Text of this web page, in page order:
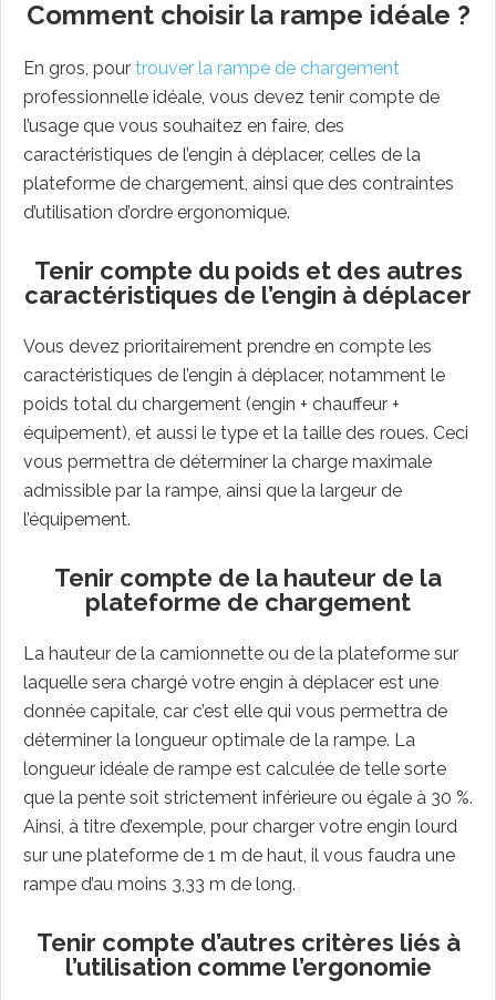
Comment choisir la rampe idéale ?
En gros, pour trouver la rampe de chargement
professionnelle idéale, vous devez tenir compte de
l’usage que vous souhaitez en faire, des
caractéristiques de l’engin à déplacer, celles de la
plateforme de chargement, ainsi que des contraintes
d’utilisation d’ordre ergonomique.
Tenir compte du poids et des autres
caractéristiques de l’engin à déplacer
Vous devez prioritairement prendre en compte les
caractéristiques de l’engin à déplacer, notamment le
poids total du chargement (engin + chauffeur +
équipement), et aussi le type et la taille des roues. Ceci
vous permettra de déterminer la charge maximale
admissible par la rampe, ainsi que la largeur de
l’équipement.
Tenir compte de la hauteur de la
plateforme de chargement
La hauteur de la camionnette ou de la plateforme sur
laquelle sera chargé votre engin à déplacer est une
donnée capitale, car c’est elle qui vous permettra de
déterminer la longueur optimale de la rampe. La
longueur idéale de rampe est calculée de telle sorte
que la pente soit strictement inférieure ou égale à 30 %.
Ainsi, à titre d’exemple, pour charger votre engin lourd
sur une plateforme de 1 m de haut, il vous faudra une
rampe d’au moins 3,33 m de long.
Tenir compte d’autres critères liés à
l’utilisation comme l’ergonomie